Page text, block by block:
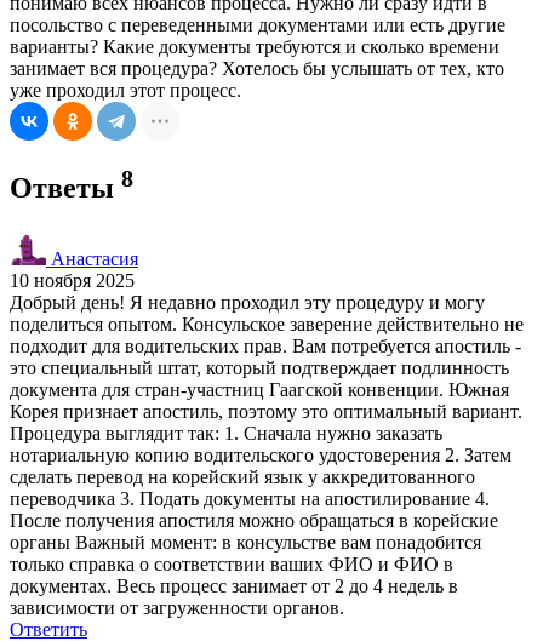
посольство с переведенными документами или есть другие
варианты? Какие документы требуются и сколько времени
занимает вся процедура? Хотелось бы услышать от тех, кто
уже проходил этот процесс.
Ответы 8
Анастасия
10 ноября 2025
Добрый день! Я недавно проходил эту процедуру и могу
поделиться опытом. Консульское заверение действительно не
подходит для водительских прав. Вам потребуется апостиль -
это специальный штат, который подтверждает подлинность
документа для стран-участниц Гаагской конвенции. Южная
Корея признает апостиль, поэтому это оптимальный вариант.
Процедура выглядит так: 1. Сначала нужно заказать
нотариальную копию водительского удостоверения 2. Затем
сделать перевод на корейский язык у аккредитованного
переводчика 3. Подать документы на апостилирование 4.
После получения апостиля можно обращаться в корейские
органы Важный момент: в консульстве вам понадобится
только справка о соответствии ваших ФИО и ФИО в
документах. Весь процесс занимает от 2 до 4 недель в
зависимости от загруженности органов.
Ответить